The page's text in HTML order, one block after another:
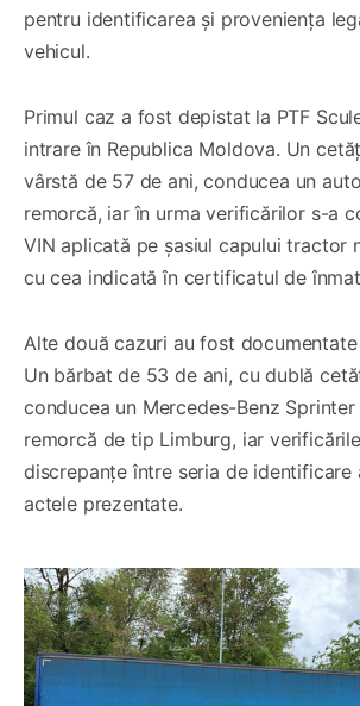
pentru identificarea și proveniența
vehicul.
Primul caz a fost depistat la PTF
intrare în Republica Moldova. Un
vârstă de 57 de ani, conducea un
remorcă, iar în urma verificărilor s-a
VIN aplicată pe șasiul capului tractor
cu cea indicată în certificatul de
Alte două cazuri au fost documentate
Un bărbat de 53 de ani, cu dublă
conducea un Mercedes-Benz
remorcă de tip Limburg, iar
discrepanțe între seria de identificare
actele prezentate.